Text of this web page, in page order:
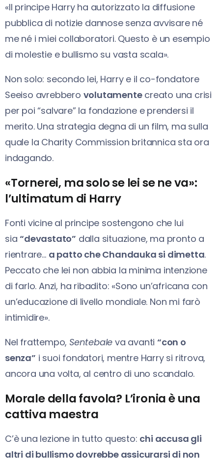
«Il principe Harry ha autorizzato la diffusione
pubblica di notizie dannose senza avvisare né
me né i miei collaboratori. Questo è un esempio
di molestie e bullismo su vasta scala».
Non solo: secondo lei, Harry e il co-fondatore
Seeiso avrebbero volutamentecreato una crisi
per poi “salvare” la fondazione e prendersi il
merito. Una strategia degna di un film, ma sulla
quale la Charity Commission britannica sta ora
indagando.
«Tornerei, ma solo se lei se ne va»:
l’ultimatum di Harry
Fonti vicine al principe sostengono che lui
sia“devastato” dalla situazione, ma pronto a
rientrare… a patto che Chandauka si dimetta.
Peccato che lei non abbia la minima intenzione
di farlo. Anzi, ha ribadito: «Sono un’africana con
un’educazione di livello mondiale. Non mi farò
intimidire».
Nel frattempo, Sentebale va avanti“con o
senza” i suoi fondatori, mentre Harry si ritrova,
ancora una volta, al centro di uno scandalo.
Morale della favola? L’ironia è una
cattiva maestra
C’è una lezione in tutto questo: chi accusa gli
altri di bullismo dovrebbe assicurarsi di non